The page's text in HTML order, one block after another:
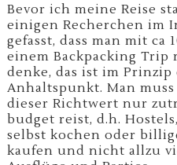
Bevor ich meine Reise
einigen Recherchen im
gefasst, dass man mit
einem Backpacking Trip
denke, das ist im
Anhaltspunkt. Man muss
dieser Richtwert nur
budget reist, d.h.
selbst kochen oder
kaufen und nicht allzu